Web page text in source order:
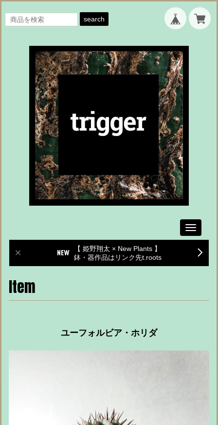
search
Toggle
【 姫野翔太 × New Plants 】
鉢・器作品はリンク先t.roots
Item
ユーフォルビア・ホリダ